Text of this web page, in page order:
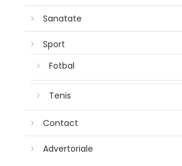
Sanatate
Sport
Fotbal
Tenis
Contact
Advertoriale